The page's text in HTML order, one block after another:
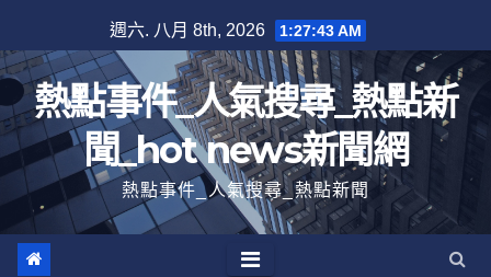
至
內
容
週六. 八月 8th, 2026 1:27:44 AM
熱點事件_人氣搜尋_熱點新
聞_hot news新聞網
熱點事件_人氣搜尋_熱點新聞